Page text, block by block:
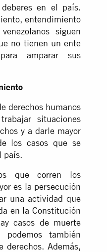
en el país.
entendimiento
siguen
no tienen un ente
amparar sus
derechos humanos
situaciones
y a darle mayor
los casos que se
país.
que corren los
es la persecución
una actividad que
en la Constitución
casos de muerte
también
derechos. Además,